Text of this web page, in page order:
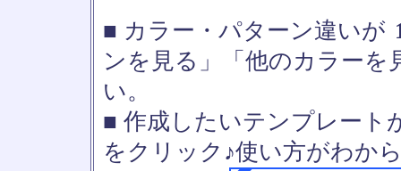
■ カラー・パターン違いが
ンを見る」「他のカラー
い。
■ 作成したいテンプレート
をクリック♪使い方がわか